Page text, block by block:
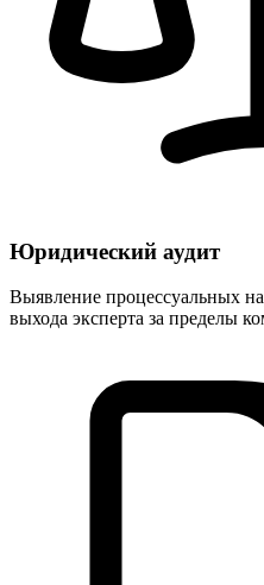
Юридический аудит
Выявление процессуальных
выхода эксперта за пределы